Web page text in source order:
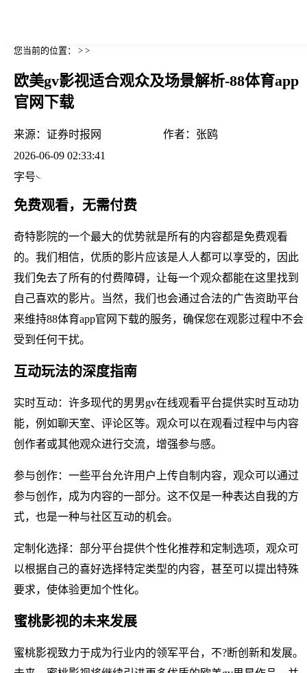
您当前的位置： > >
欧美gv影视适合观众及场景解析-88体育app
官网下载
来源： 证券时报网 作者： 张鸥
2026-06-09 02:33:41
字号
免费观看，无需付费
奇特影院的一个最大的优势就是所有的内容都是免费观看
的。我们相信，优质的影片应该是人人都可以享受的，因此
我们免去了所有的付费障碍，让每一个观众都能在这里找到
自己喜欢的影片。当然，我们也会通过合法的广告资助平台
来维持88体育app官网下载的服务，确保您在观影过程中不会
受到任何干扰。
互动玩法的深度指南
实时互动：许多现代的男男gv在线观看平台提供实时互动功
能，例如聊天室、评论区等。观众可以在观看过程中与内容
创作者或其他观众进行交流，增强参与感。
参与创作：一些平台允许用户上传自制内容，观众可以通过
参与创作，成为内容的一部分。这不仅是一种表达自我的方
式，也是一种与社区互动的机会。
定制化选择：部分平台提供个性化推荐和定制选项，观众可
以根据自己的喜好选择特定类型的内容，甚至可以提出特殊
要求，使体验更加个性化。
蜜桃影视的未来发展
蜜桃影视致力于成为行业内的领军平台，不?断创新和发展。